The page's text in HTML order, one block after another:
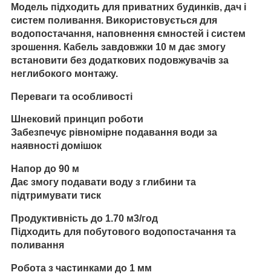
Модель підходить для приватних будинків, дач і
систем поливання. Використовується для
водопостачання, наповнення ємностей і систем
зрошення. Кабель завдовжки 10 м дає змогу
встановити без додаткових подовжувачів за
неглибокого монтажу.
Переваги та особливості
Шнековий принцип роботи
Забезпечує рівномірне подавання води за
наявності домішок
Напор до 90 м
Дає змогу подавати воду з глибини та
підтримувати тиск
Продуктивність до 1.70 м3/год
Підходить для побутового водопостачання та
поливання
Робота з частинками до 1 мм